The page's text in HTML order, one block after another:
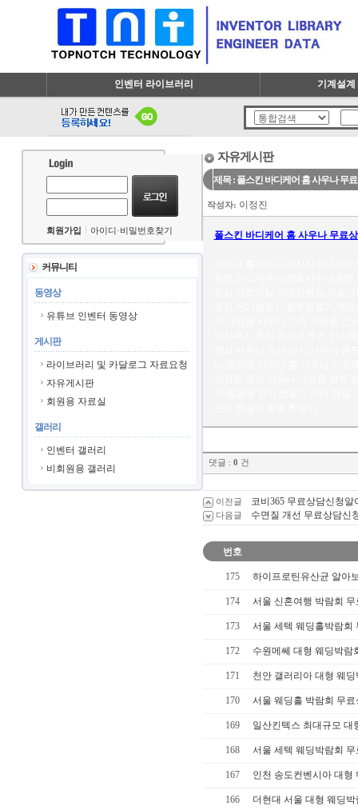
인벤터 라이브러리 기계설
회원가입 아이디·비밀번호찾기
커뮤니티
동영상
유튜브 인벤터 동영상
게시판
라이브러리 및 카달로그 자료요청
자유게시판
회원용 자료실
갤러리
인벤터 갤러리
비회원용 갤러리
자유게시판
제목 : 폴스킨 바디케어 홈 사우나 무
작성자: 이정진
폴스킨 바디케어 홈 사우나 무료
댓글 : 0 건
이전글 코비365 무료상담신청알
다음글 수면질 개선 무료상담신
번호
175 하이프로틴유산균 알아
174 서울 신혼여행 박람회
173 서울 세텍 웨딩홀박람회
172 수원메쎄 대형 웨딩박람
171 천안 갤러리아 대형 웨
170 서울 웨딩홀 박람회 무
169 일산킨텍스 최대규모 대
168 서울 세텍 웨딩박람회
167 인천 송도컨벤시아 대형
166 더현대 서울 대형 웨딩